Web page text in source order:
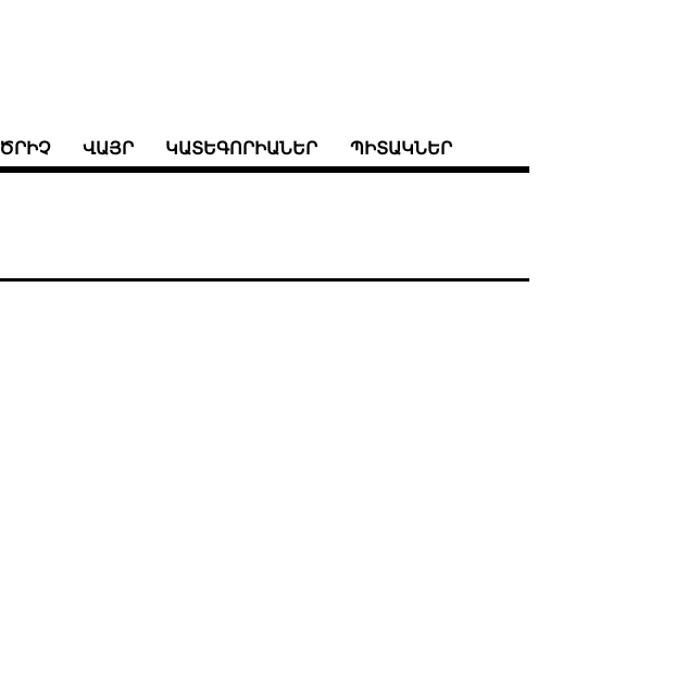
ՎԱՅՐ ԿԱՏԵԳՈՐԻԱՆԵՐ ՊԻՏԱԿՆԵՐ